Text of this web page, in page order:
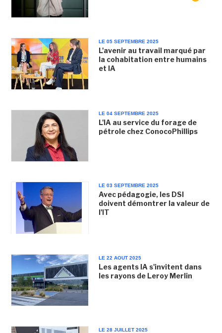
LE 05 SEPTEMBRE 2025
L'avenir au travail marqué par
la cohabitation entre humains
et IA
LE 04 SEPTEMBRE 2025
L'IA au service du forage de
pétrole chez ConocoPhillips
LE 03 SEPTEMBRE 2025
Avec pédagogie, les DSI
doivent démontrer la valeur de
l'IT
LE 22 AOUT 2025
Les agents IA s'invitent dans
les rayons de Leroy Merlin
LE 28 JUILLET 2025